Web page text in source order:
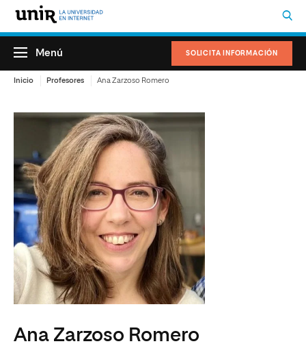
SOLICITA INFORMACIÓN
Menú
Inicio Profesores Ana Zarzoso Romero
Ana Zarzoso Romero